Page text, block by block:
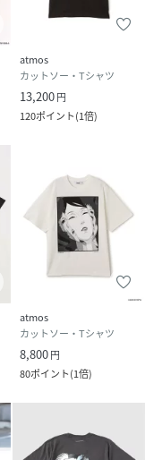
ャンプ』（集英
号まで連載。
なキャラクターな
も高い支持を集め
』の他、落書き、
あったカラー画の
237点
いぬやし
、ポリウレタン5%
atmos
カットソー・Tシャツ
13,200円
120ポイント(1倍)
atmos
カットソー・Tシャツ
8,800円
80ポイント(1倍)